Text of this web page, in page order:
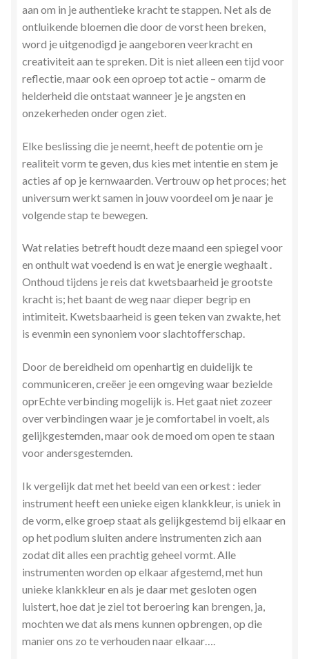
Winkelwagen
Zielsgeoriënteerde Jobcoaching
aan om in je authentieke kracht te stappen. Net als de
ontluikende bloemen die doorde vorst heen breken,
word je uitgenodigd je aangeboren veerkracht en
creativiteit aan te spreken. Dit is niet alleen een tijd voor
reflectie, maar ook een oproep tot actie – omarm de
helderheid die ontstaat wanneer je je angsten en
onzekerheden onder ogen ziet.
Elke beslissing die je neemt, heeft de potentie om je
realiteit vorm te geven, dus kies met intentie en stem je
acties af op je kernwaarden. Vertrouw op het proces; het
universum werkt samen in jouw voordeel om je naar je
volgende stap te bewegen.
Wat relaties betreft houdt deze maand een spiegel voor
en onthult wat voedend is en wat je energie weghaalt .
Onthoud tijdens je reis dat kwetsbaarheid je grootste
kracht is; het baant de weg naar dieper begrip en
intimiteit. Kwetsbaarheid is geen teken van zwakte, het
is evenmin een synoniem voor slachtofferschap.
Door de bereidheid om openhartig en duidelijk te
communiceren, creëer je een omgeving waar bezielde
oprEchte verbinding mogelijk is. Het gaat niet zozeer
over verbindingen waar je je comfortabel in voelt, als
gelijkgestemden, maar ook de moed om open te staan
voor andersgestemden.
Ik vergelijk dat met het beeld van een orkest : ieder
instrument heeft een unieke eigen klankkleur, is uniek in
de vorm, elke groep staat als gelijkgestemd bij elkaar en
op het podium sluiten andere instrumenten zich aan
zodat dit alles een prachtig geheel vormt. Alle
instrumenten worden op elkaar afgestemd, met hun
unieke klankkleur en als je daar met gesloten ogen
luistert, hoe dat je ziel tot beroering kan brengen, ja,
mochten we dat als mens kunnen opbrengen, op die
manier ons zo te verhouden naar elkaar….